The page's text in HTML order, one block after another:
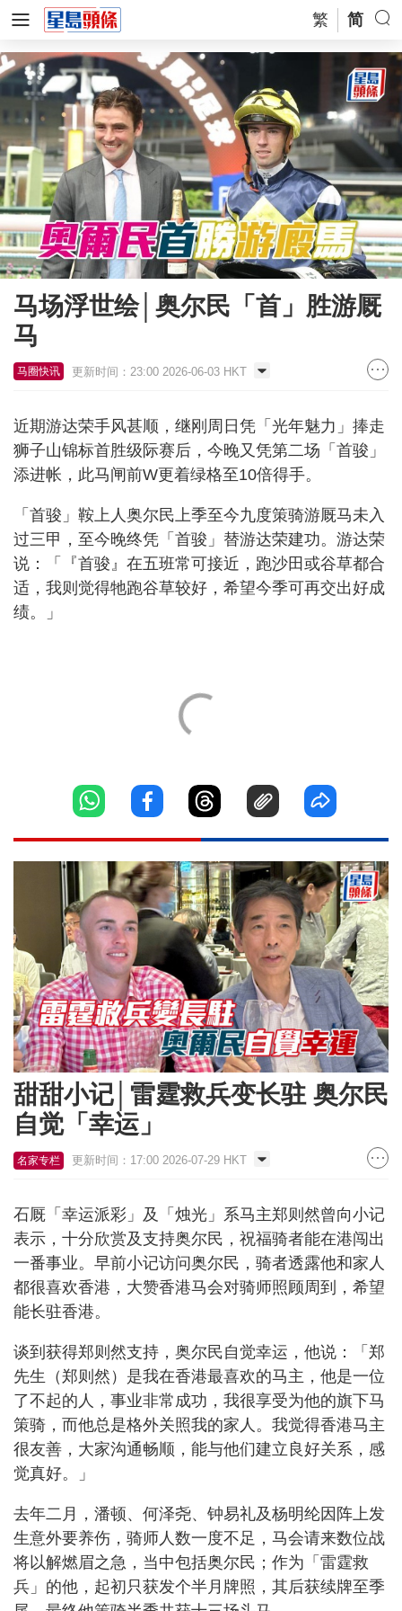
繁 简
马场浮世绘│奥尔民「首」胜游厩
马
马圈快讯 更新时间：23:00 2026-06-03 HKT
近期游达荣手风甚顺，继刚周日凭「光年魅力」捧走
狮子山锦标首胜级际赛后，今晚又凭第二场「首骏」
添进帐，此马闸前W更着绿格至10倍得手。
「首骏」鞍上人奥尔民上季至今九度策骑游厩马未入
过三甲，至今晚终凭「首骏」替游达荣建功。游达荣
说：「『首骏』在五班常可接近，跑沙田或谷草都合
适，我则觉得牠跑谷草较好，希望今季可再交出好成
绩。」
甜甜小记│雷霆救兵变长驻 奥尔民
自觉「幸运」
名家专栏 更新时间：17:00 2026-07-29 HKT
石厩「幸运派彩」及「烛光」系马主郑则然曾向小记
表示，十分欣赏及支持奥尔民，祝福骑者能在港闯出
一番事业。早前小记访问奥尔民，骑者透露他和家人
都很喜欢香港，大赞香港马会对骑师照顾周到，希望
能长驻香港。
谈到获得郑则然支持，奥尔民自觉幸运，他说：「郑
先生（郑则然）是我在香港最喜欢的马主，他是一位
了不起的人，事业非常成功，我很享受为他的旗下马
策骑，而他总是格外关照我的家人。我觉得香港马主
很友善，大家沟通畅顺，能与他们建立良好关系，感
觉真好。」
去年二月，潘顿、何泽尧、钟易礼及杨明纶因阵上发
生意外要养伤，骑师人数一度不足，马会请来数位战
将以解燃眉之急，当中包括奥尔民；作为「雷霆救
兵」的他，起初只获发个半月牌照，其后获续牌至季